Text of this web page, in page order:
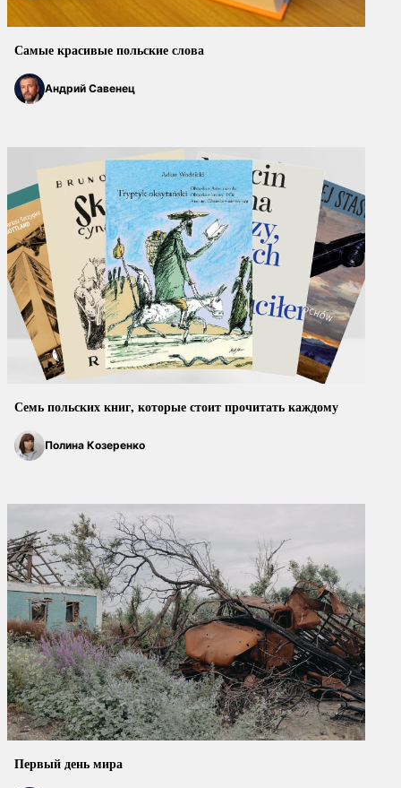
Самые красивые польские слова
Андрий Савенец
Семь польских книг, которые стоит прочитать каждому
Полина Козеренко
Первый день мира